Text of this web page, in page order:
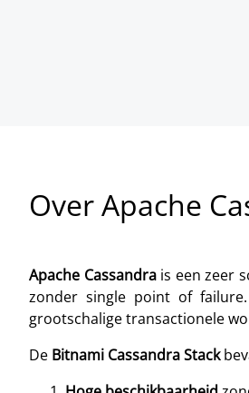
Over Apache
Apache Cassandrais een zeer
zonder single point of
grootschalige transactionele
De Bitnami Cassandra Stack